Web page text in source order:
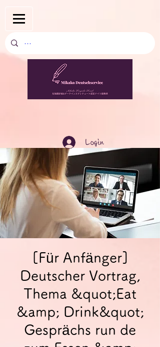
Login
[Für Anfänger]
Deutscher Vortrag,
Thema &quot;Eat
&amp; Drink&quot;
Gesprächs run de